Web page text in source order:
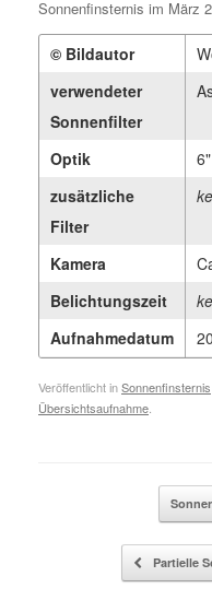
Sonnenfinsternis im März
© Bildautor
verwendeter
Sonnenfilter
Optik
zusätzliche
Filter
Kamera
Belichtungszeit
Aufnahmedatum
Veröffentlicht inSonnenfinsternis
Übersichtsaufnahme
Partielle